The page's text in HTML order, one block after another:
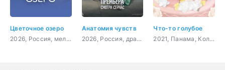
Цветочное озеро
2026, Россия, мелодрама
Анатомия чувств
2026, Россия, драма
Что-то голубое
2021, Панама, Колумбия, комедия